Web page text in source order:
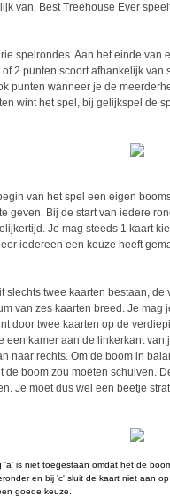
van. Best Treehouse Ever
spelrondes. Aan het einde
2 punten scoort afhankelijk
punten wanneer je de
wint het spel, bij gelijkspel de
van het spel een eigen
geven. Bij de start van iedere
Je mag steeds 1 kaart
iedereen een keuze heeft
slechts twee kaarten bestaan,
van zes kaarten breed. Je
door twee kaarten op de
een kamer aan de linkerkant
naar rechts. Om de boom in
de boom zou moeten schuiven.
Je moet dus wel een beetje
'a' is niet toegestaan omdat het de
en bij 'c' sluit de kaart niet aan
goede keuze.